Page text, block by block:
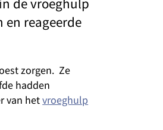
de vroeghulp
en reageerde
zorgen. Ze
hadden
van hetvroeghulp